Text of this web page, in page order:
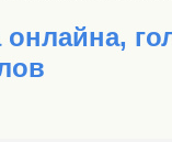
онлайна,